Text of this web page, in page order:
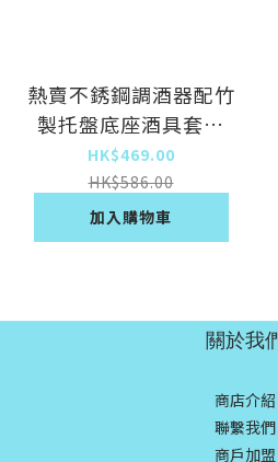
熱賣不銹鋼調酒器配竹
製托盤底座酒具套裝
（本色 750ML）
HK$469.00
HK$586.00
加入購物車
關於我
商店介紹
聯繫我們
商戶加盟